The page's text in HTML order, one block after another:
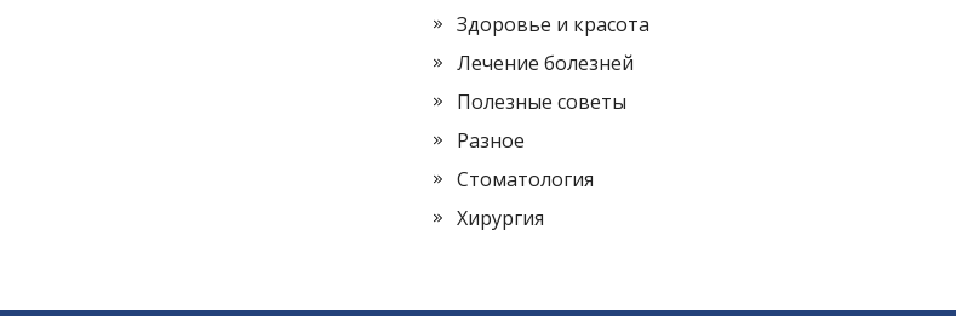
Здоровье и красота
Лечение болезней
Полезные советы
Разное
Стоматология
Хирургия